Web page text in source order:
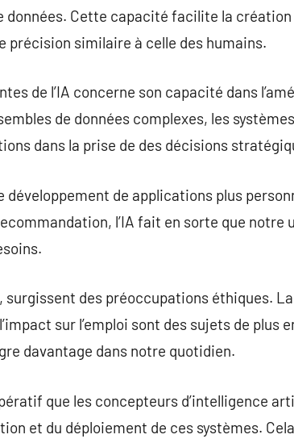
données. Cette capacité facilite la
précision similaire à celle des humains.
de l’IA concerne son capacité dans
de données complexes, les
dans la prise de des décisions
développement de applications plus
l’IA fait en sorte que notre
surgissent des préoccupations éthiques.
sur l’emploi sont des sujets de plus
davantage dans notre quotidien.
que les concepteurs d’intelligence
et du déploiement de ces systèmes.